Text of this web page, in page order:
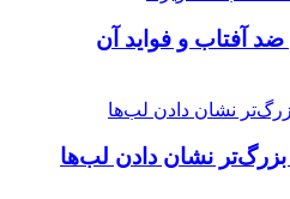
آفتاب و فواید آن
نشان دادن لب‌ها